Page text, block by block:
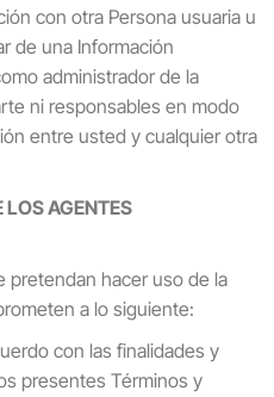
con otra Persona usuaria u
de una Información
administrador de la
ni responsables en modo
entre usted y cualquier otra
LOS AGENTES
pretendan hacer uso de la
a lo siguiente:
con las finalidades y
presentes Términos y